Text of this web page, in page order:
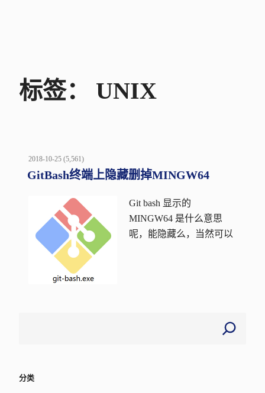
标签： UNIX
POSTED
ON
2018-10-25 (5,561)
GitBash终端上隐藏删掉MINGW64
Git bash 显示的
MINGW64 是什么意思
呢，能隐藏么，当然可以
分类